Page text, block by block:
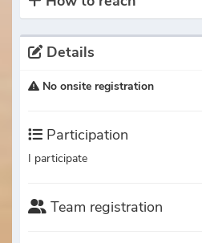
Details
No onsite registration
Participation
I participate
Team registration